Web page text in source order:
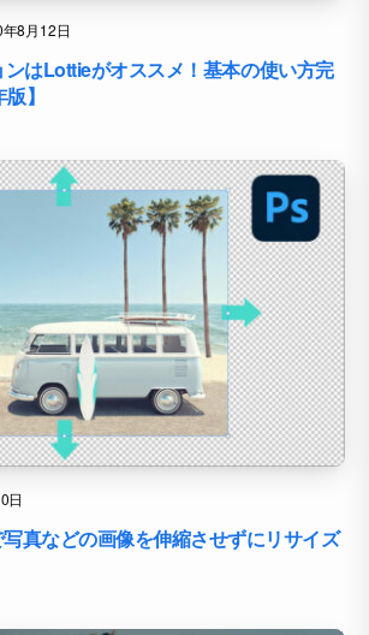
8月12日
はLottieがオススメ！基本の使い方完
】
日
真などの画像を伸縮させずにリサイズ